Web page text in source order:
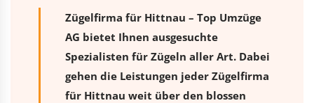
Zügelfirma für Hittnau – Top Umzüge
AG bietet Ihnen ausgesuchte
Spezialisten für Zügeln aller Art. Dabei
gehen die Leistungen jeder Zügelfirma
für Hittnau weit über den blossen